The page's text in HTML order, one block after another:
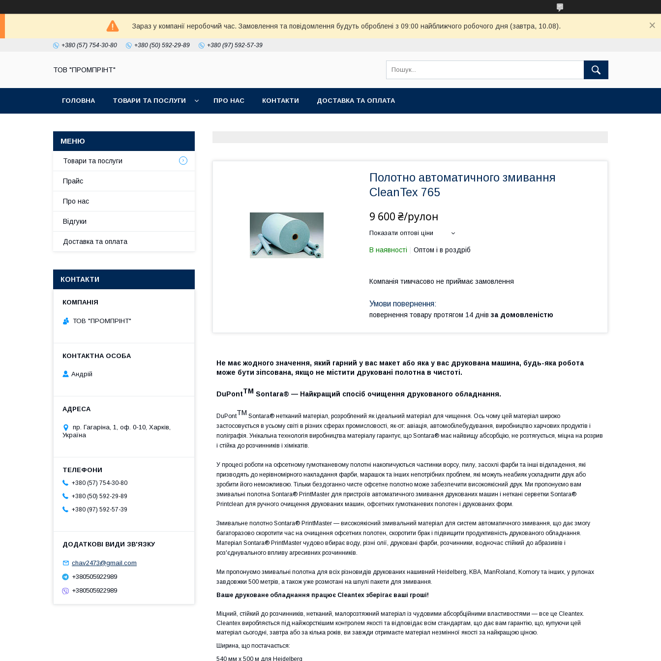
Зараз у компанії неробочий час. Замовлення та повідомлення будуть оброблені з 09:00 найближчого робочого дня (завтра, 10.08).
+380 (57) 754-30-80 +380 (50) 592-29-89 +380 (97) 592-57-39
ТОВ "ПРОМПРІНТ"
ГОЛОВНА ТОВАРИ ТА ПОСЛУГИ ПРО НАС КОНТАКТИ ДОСТАВКА ТА ОПЛАТА
Полотно автоматичного змивання
СleanTex 765
9 600 ₴/рулон
Показати оптові ціни
В наявності Оптом і в роздріб
Компанія тимчасово не приймає замовлення
повернення товару протягом 14 днів за домовленістю
Не має жодного значення, який гарний у вас макет або яка у вас друкована машина, будь-яка робота
може бути зіпсована, якщо не містити друковані полотна в чистоті.
DuPontTM Sontara® — Найкращий спосіб очищення друкованого обладнання.
DuPontTM Sontara® нетканий матеріал, розроблений як ідеальний матеріал для чищення. Ось чому цей матеріал широко
застосовується в усьому світі в різних сферах промисловості, як-от: авіація, автомобілебудування, виробництво харчових продуктів і
поліграфія. Унікальна технологія виробництва матеріалу гарантує, що Sontara® має найвищу абсорбцію, не розтягується, міцна на розрив
і стійка до розчинників і хімікатів.
У процесі роботи на офсетному гумотканевому полотні накопичуються частинки ворсу, пилу, засохлі фарби та інші відкладення, які
призводять до нерівномірного накладання фарби, марашок та інших непотрібних проблем, які можуть неабияк ускладнити друк або
зробити його неможливою. Тільки бездоганно чисте офсетне полотно може забезпечити високоякісний друк. Ми пропонуємо вам
змивальні полотна Sontara® PrintMaster для пристроїв автоматичного змивання друкованих машин і неткані серветки Sontara®
Printclean для ручного очищення друкованих машин, офсетних гумотканевих полотен і друкованих форм.
Змивальне полотно Sontara® PrintMaster — високоякісний змивальний матеріал для систем автоматичного змивання, що дає змогу
багаторазово скоротити час на очищення офсетних полотен, скоротити брак і підвищити продуктивність друкованого обладнання.
Матеріал Sontara® PrintMaster чудово вбирає воду, різні олії, друковані фарби, розчинники, водночас стійкий до абразивів і
роз'єднувального впливу агресивних розчинників.
Ми пропонуємо змивальні полотна для всіх різновидів друкованих нашивний Heidelberg, KBA, ManRoland, Komory та інших, у рулонах
завдовжки 500 метрів, а також уже розмотані на шпулі пакети для змивання.
Ваше друковане обладнання працює Cleantex зберігає ваші гроші!
Міцний, стійкий до розчинників, нетканий, малорозтяжний матеріал із чудовими абсорбційними властивостями — все це Cleantex.
Cleantex виробляється під найжорсткішим контролем якості та відповідає всім стандартам, що дає вам гарантію, що, купуючи цей
матеріал сьогодні, завтра або за кілька років, ви завжди отримаєте матеріал незмінної якості за найкращою ціною.
Ширина, що постачається:
540 мм х 500 м для Heidelberg
Товари та послуги
Прайс
Про нас
Відгуки
Доставка та оплата
КОНТАКТИ
ТОВ "ПРОМПРІНТ"
Андрій
пр. Гагаріна, 1, оф. 0-10, Харків,
Україна
+380 (57) 754-30-80
+380 (50) 592-29-89
+380 (97) 592-57-39
chav2473@gmail.com
+380505922989
+380505922989